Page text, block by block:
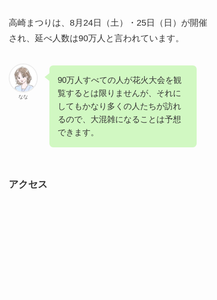
高崎まつりは、8月24日（土）・25日（日）が開催
され、延べ人数は90万人と言われています。
なな
90万人すべての人が花火大会を観
覧するとは限りませんが、それに
してもかなり多くの人たちが訪れ
るので、大混雑になることは予想
できます。
アクセス